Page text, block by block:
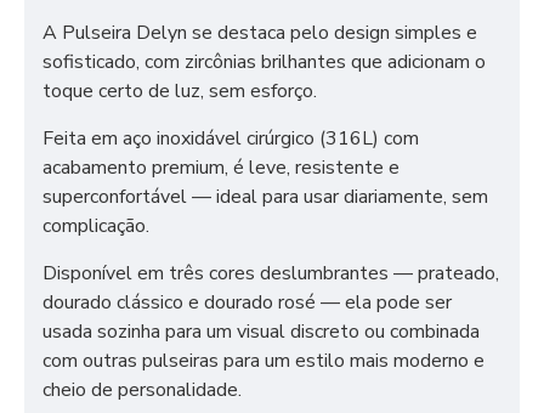
A Pulseira Delyn se destaca pelo design simples e
sofisticado, com zircônias brilhantes que adicionam o
toque certo de luz, sem esforço.
Feita em aço inoxidável cirúrgico (316L) com
acabamento premium, é leve, resistente e
superconfortável — ideal para usar diariamente, sem
complicação.
Disponível em três cores deslumbrantes — prateado,
dourado clássico e dourado rosé — ela pode ser
usada sozinha para um visual discreto ou combinada
com outras pulseiras para um estilo mais moderno e
cheio de personalidade.